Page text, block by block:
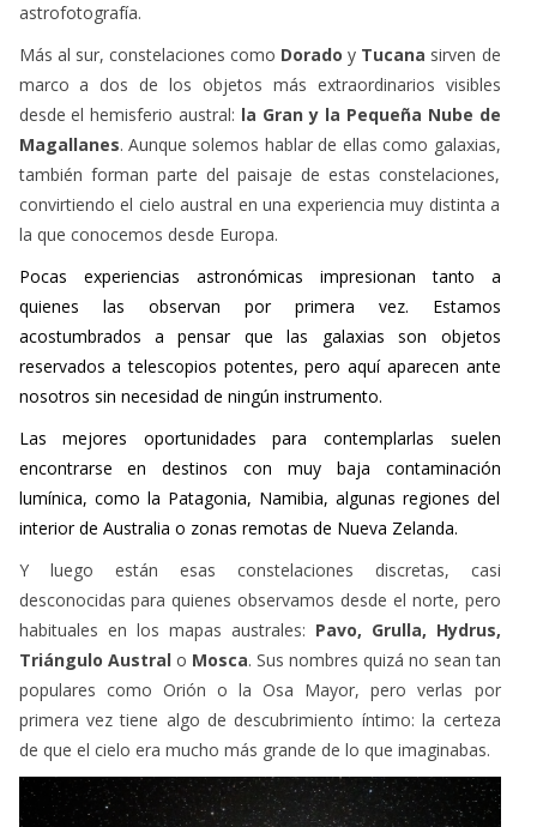
astrofotografía.
Más al sur, constelaciones como Dorado y Tucana sirven de
marco a dos de los objetos más extraordinarios visibles
desde el hemisferio austral: la Gran y la Pequeña Nube de
Magallanes. Aunque solemos hablar de ellas como galaxias,
también forman parte del paisaje de estas constelaciones,
convirtiendo el cielo austral en una experiencia muy distinta a
la que conocemos desde Europa.
Pocas experiencias astronómicas impresionan tanto a
quienes las observan por primera vez. Estamos
acostumbrados a pensar que las galaxias son objetos
reservados a telescopios potentes, pero aquí aparecen ante
nosotros sin necesidad de ningún instrumento.
Las mejores oportunidades para contemplarlas suelen
encontrarse en destinos con muy baja contaminación
lumínica, como la Patagonia, Namibia, algunas regiones del
interior de Australia o zonas remotas de Nueva Zelanda.
Y luego están esas constelaciones discretas, casi
desconocidas para quienes observamos desde el norte, pero
habituales en los mapas australes: Pavo, Grulla, Hydrus,
Triángulo Australo Mosca. Sus nombres quizá no sean tan
populares como Orión o la Osa Mayor, pero verlas por
primera vez tiene algo de descubrimiento íntimo: la certeza
de que el cielo era mucho más grande de lo que imaginabas.